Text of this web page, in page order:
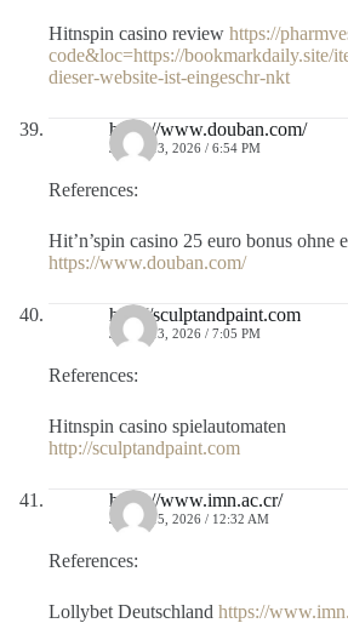
Hitnspin casino review https://
code&loc=https://bookmarkdaily.site/
dieser-website-ist-eingeschr-nkt
https://www.douban.com/
JULIO 13, 2026 / 6:54 PM
References:
Hit’n’spin casino 25 euro bonus ohne
https://www.douban.com/
http://sculptandpaint.com
JULIO 13, 2026 / 7:05 PM
References:
Hitnspin casino spielautomaten
http://sculptandpaint.com
https://www.imn.ac.cr/
JULIO 15, 2026 / 12:32 AM
References:
Lollybet Deutschland https://